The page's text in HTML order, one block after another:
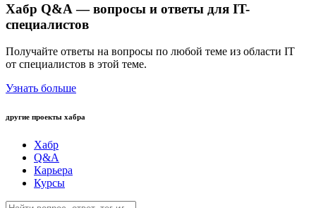
Хабр Q&A — вопросы и ответы для IT-
специалистов
Получайте ответы на вопросы по любой теме из области IT
от специалистов в этой теме.
Узнать больше
другие проекты хабра
Хабр
Q&A
Карьера
Курсы